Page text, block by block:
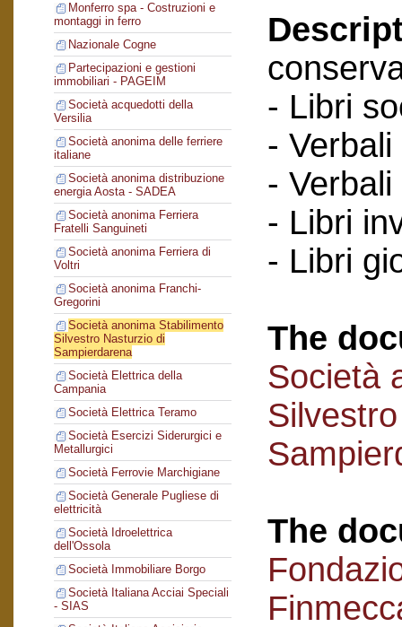
Monferro spa - Costruzioni e
montaggi in ferro
Nazionale Cogne
Partecipazioni e gestioni
immobiliari - PAGEIM
Società acquedotti della
Versilia
Società anonima delle ferriere
italiane
Società anonima distribuzione
energia Aosta - SADEA
Società anonima Ferriera
Fratelli Sanguineti
Società anonima Ferriera di
Voltri
Società anonima Franchi-
Gregorini
Società anonima Stabilimento
Silvestro Nasturzio di
Sampierdarena
Società Elettrica della
Campania
Società Elettrica Teramo
Società Esercizi Siderurgici e
Metallurgici
Società Ferrovie Marchigiane
Società Generale Pugliese di
elettricità
Società Idroelettrica
dell'Ossola
Società Immobiliare Borgo
Società Italiana Acciai Speciali
- SIAS
- Libri
-
-
- Libri
- Libri
The
Società
The